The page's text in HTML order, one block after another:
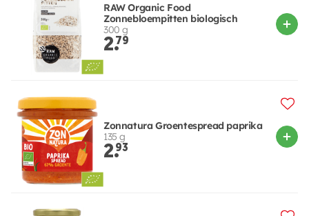
RAW Organic Food
Zonnebloempitten biologisch
300 g
2.79
Zonnatura Groentespread paprika
135 g
2.93